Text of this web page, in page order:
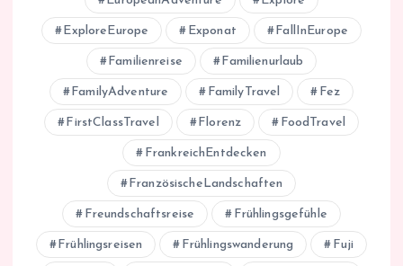
ExploreEurope Exponat FallInEurope
Familienreise Familienurlaub
FamilyAdventure FamilyTravel Fez
FirstClassTravel Florenz FoodTravel
FrankreichEntdecken
FranzösischeLandschaften
Freundschaftsreise Frühlingsgefühle
Frühlingsreisen Frühlingswanderung Fuji